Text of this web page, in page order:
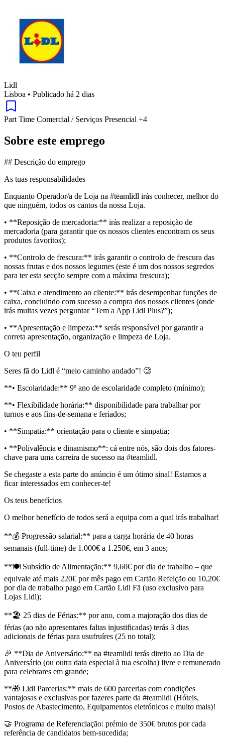
Lidl
Lisboa • Publicado há 2 dias
Part Time Comercial / Serviços Presencial +4
Sobre este emprego
## Descrição do emprego
As tuas responsabilidades
Enquanto Operador/a de Loja na #teamlidl irás conhecer, melhor do
que ninguém, todos os cantos da nossa Loja.
• **Reposição de mercadoria:** irás realizar a reposição de
mercadoria (para garantir que os nossos clientes encontram os seus
produtos favoritos);
• **Controlo de frescura:** irás garantir o controlo de frescura das
nossas frutas e dos nossos legumes (este é um dos nossos segredos
para ter esta secção sempre com a máxima frescura);
• **Caixa e atendimento ao cliente:** irás desempenhar funções de
caixa, concluindo com sucesso a compra dos nossos clientes (onde
irás muitas vezes perguntar “Tem a App Lidl Plus?”);
• **Apresentação e limpeza:** serás responsável por garantir a
correta apresentação, organização e limpeza de Loja.
O teu perfil
Seres fã do Lidl é “meio caminho andado”! 🧐
**• Escolaridade:** 9º ano de escolaridade completo (mínimo);
**• Flexibilidade horária:** disponibilidade para trabalhar por
turnos e aos fins-de-semana e feriados;
• **Simpatia:** orientação para o cliente e simpatia;
• **Polivalência e dinamismo**: cá entre nós, são dois dos fatores-
chave para uma carreira de sucesso na #teamlidl.
Se chegaste a esta parte do anúncio é um ótimo sinal! Estamos a
ficar interessados em conhecer-te!
Os teus benefícios
O melhor benefício de todos será a equipa com a qual irás trabalhar!
**💰 Progressão salarial:** para a carga horária de 40 horas
semanais (full-time) de 1.000€ a 1.250€, em 3 anos;
**🍽️ Subsídio de Alimentação:** 9,60€ por dia de trabalho – que
equivale até mais 220€ por mês pago em Cartão Refeição ou 10,20€
por dia de trabalho pago em Cartão Lidl Fã (uso exclusivo para
Lojas Lidl);
**🏖️ 25 dias de Férias:** por ano, com a majoração dos dias de
férias (ao não apresentares faltas injustificadas) terás 3 dias
adicionais de férias para usufruíres (25 no total);
🎉 **Dia de Aniversário:** na #teamlidl terás direito ao Dia de
Aniversário (ou outra data especial à tua escolha) livre e remunerado
para celebrares em grande;
**🎁 Lidl Parcerias:** mais de 600 parcerias com condições
vantajosas e exclusivas por fazeres parte da #teamlidl (Hóteis,
Postos de Abastecimento, Equipamentos eletrónicos e muito mais)!
🤝 Programa de Referenciação: prémio de 350€ brutos por cada
referência de candidatos bem-sucedida;